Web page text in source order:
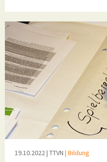
19.10.2022| TTVN | Bildung